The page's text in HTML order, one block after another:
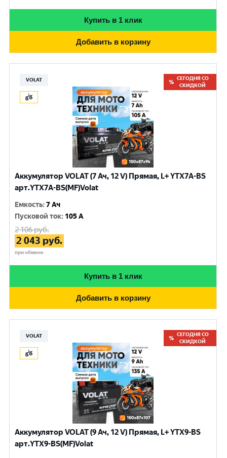
Купить в 1 клик
Добавить в корзину
VOLAT
СЕГОДНЯ СО
СКИДКОЙ
Аккумулятор VOLAT (7 Ач, 12 V) Прямая, L+ YTX7A-BS
арт.YTX7A-BS(MF)Volat
Емкость:7 Ач
Пусковой ток: 105 A
2 106руб.
2 043 руб.
при обмене
Купить в 1 клик
Добавить в корзину
VOLAT
СЕГОДНЯ СО
СКИДКОЙ
Аккумулятор VOLAT (9 Ач, 12 V) Прямая, L+ YTX9-BS
арт.YTX9-BS(MF)Volat